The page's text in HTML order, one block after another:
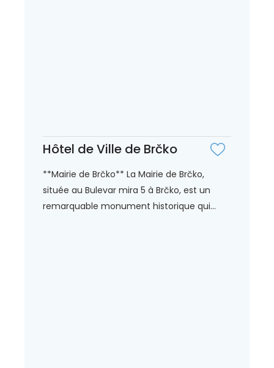
Hôtel de Ville de Brčko
**Mairie de Brčko** La Mairie de Brčko,
située au Bulevar mira 5 à Brčko, est un
remarquable monument historique qui...